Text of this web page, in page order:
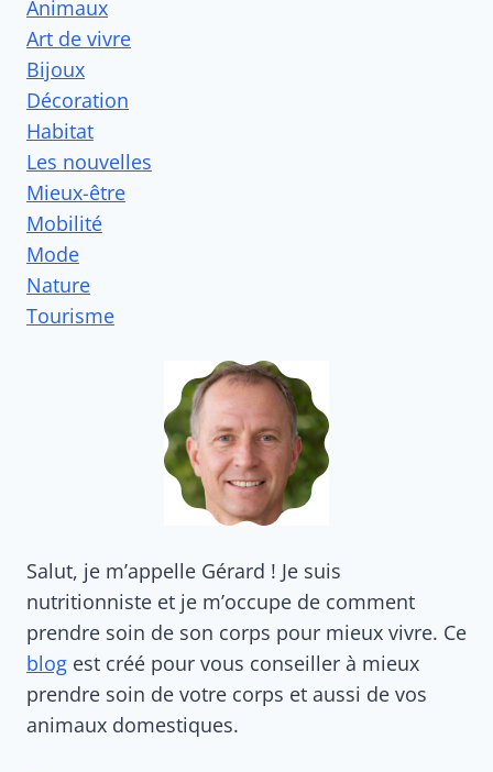
Animaux
Art de vivre
Bijoux
Décoration
Habitat
Les nouvelles
Mieux-être
Mobilité
Mode
Nature
Tourisme
Salut, je m’appelle Gérard ! Je suis
nutritionniste et je m’occupe de comment
prendre soin de son corps pour mieux vivre. Ce
blog est créé pour vous conseiller à mieux
prendre soin de votre corps et aussi de vos
animaux domestiques.